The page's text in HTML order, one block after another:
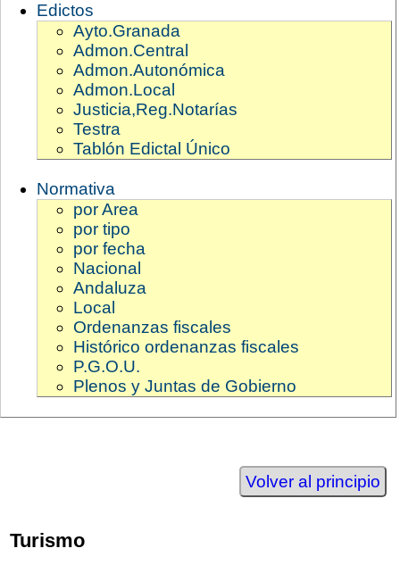
Edictos
Ayto.Granada
Admon.Central
Admon.Autonómica
Admon.Local
Justicia,Reg.Notarías
Testra
Tablón Edictal Único
Normativa
por Area
por tipo
por fecha
Nacional
Andaluza
Local
Ordenanzas fiscales
Histórico ordenanzas fiscales
P.G.O.U.
Plenos y Juntas de Gobierno
Volver al principio
Turismo